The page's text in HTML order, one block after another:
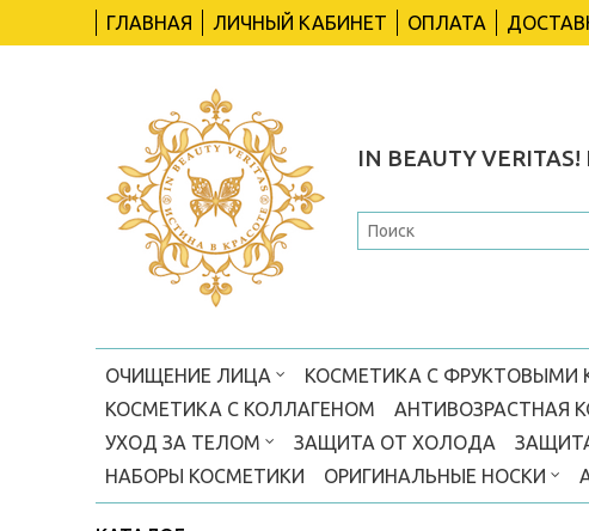
ГЛАВНАЯ ЛИЧНЫЙ КАБИНЕТ ОПЛАТА
IN BEAUTY VERITAS!
ОЧИЩЕНИЕ ЛИЦА КОСМЕТИКА С ФРУКТОВЫМИ
КОСМЕТИКА С КОЛЛАГЕНОМ
АНТИВОЗРАСТНАЯ
УХОД ЗА ТЕЛОМ
ЗАЩИТА ОТ ХОЛОДА
НАБОРЫ КОСМЕТИКИ
ОРИГИНАЛЬНЫЕ НОСКИ